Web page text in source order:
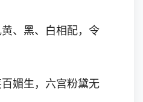
、黑、白相配，令
媚生，六宫粉黛无